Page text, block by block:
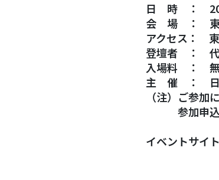
日 時 ：
会 場 ： 東京
アクセス： 東
登壇者 ： 代
入場料 ：
主 催 ： 日
（注）ご参加
参加申込み
イベントサイ